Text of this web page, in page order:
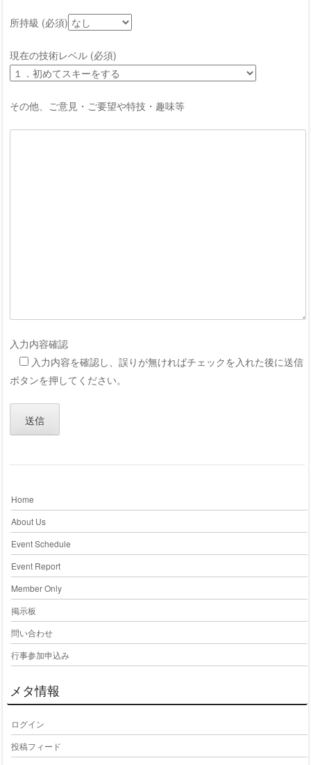
所持級 (必須)
現在の技術レベル (必須)
その他、ご意見・ご要望や特技・趣味等
入力内容確認
入力内容を確認し、誤りが無ければチェックを入れた後に送信
ボタンを押してください。
Home
About Us
Event Schedule
Event Report
Member Only
掲示板
問い合わせ
行事参加申込み
メタ情報
ログイン
投稿フィード